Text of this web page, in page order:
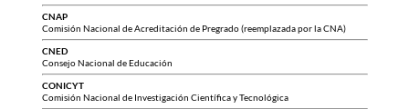
CNAP
Comisión Nacional de Acreditación de Pregrado (reemplazada por la CNA)
CNED
Consejo Nacional de Educación
CONICYT
Comisión Nacional de Investigación Científica y Tecnológica